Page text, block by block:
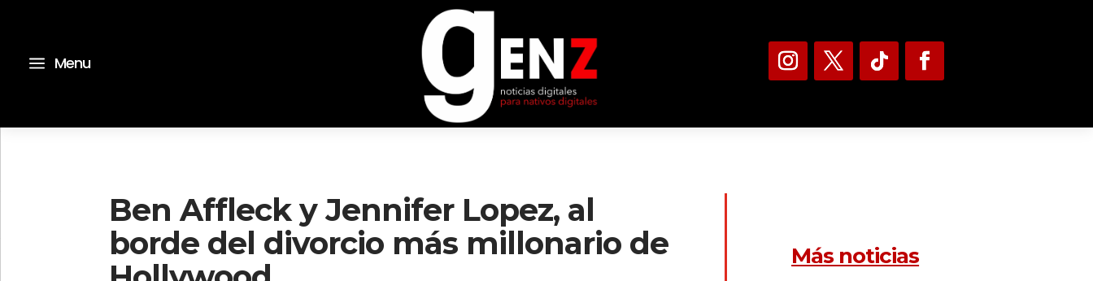
a Menu
Ben Affleck y Jennifer Lopez, al
borde del divorcio más millonario de
Más noticias